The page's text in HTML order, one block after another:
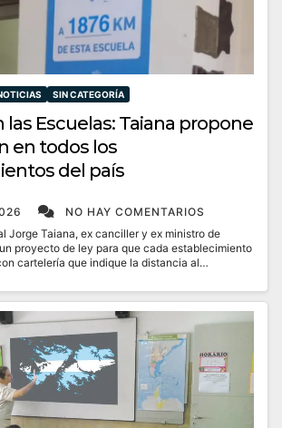
SIN CATEGORÍA
las Escuelas: Taiana propone
en todos los
del país
NO HAY COMENTARIOS
Jorge Taiana, ex canciller y ex ministro de
proyecto de ley para que cada establecimiento
cartelería que indique la distancia al…